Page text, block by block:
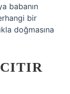
babanın
bir
doğmasına